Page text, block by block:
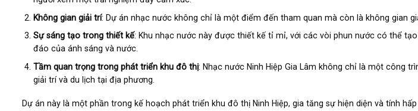
Không gian giải trí: Dự án nhạc nước không chỉ là một điểm đến tham quan mà còn là không gian
Sự sáng tạo trong thiết kế: Khu nhạc nước này được thiết kế tỉ mỉ, với các vòi phun nước có thể
đáo của ánh sáng và nước.
Tầm quan trọng trong phát triển khu đô thị: Nhạc nước Ninh Hiệp Gia Lâm không chỉ là một công
giải trí và du lịch tại địa phương.
Dự án này là một phần trong kế hoạch phát triển khu đô thị Ninh Hiệp, gia tăng sự hiện diện và tính